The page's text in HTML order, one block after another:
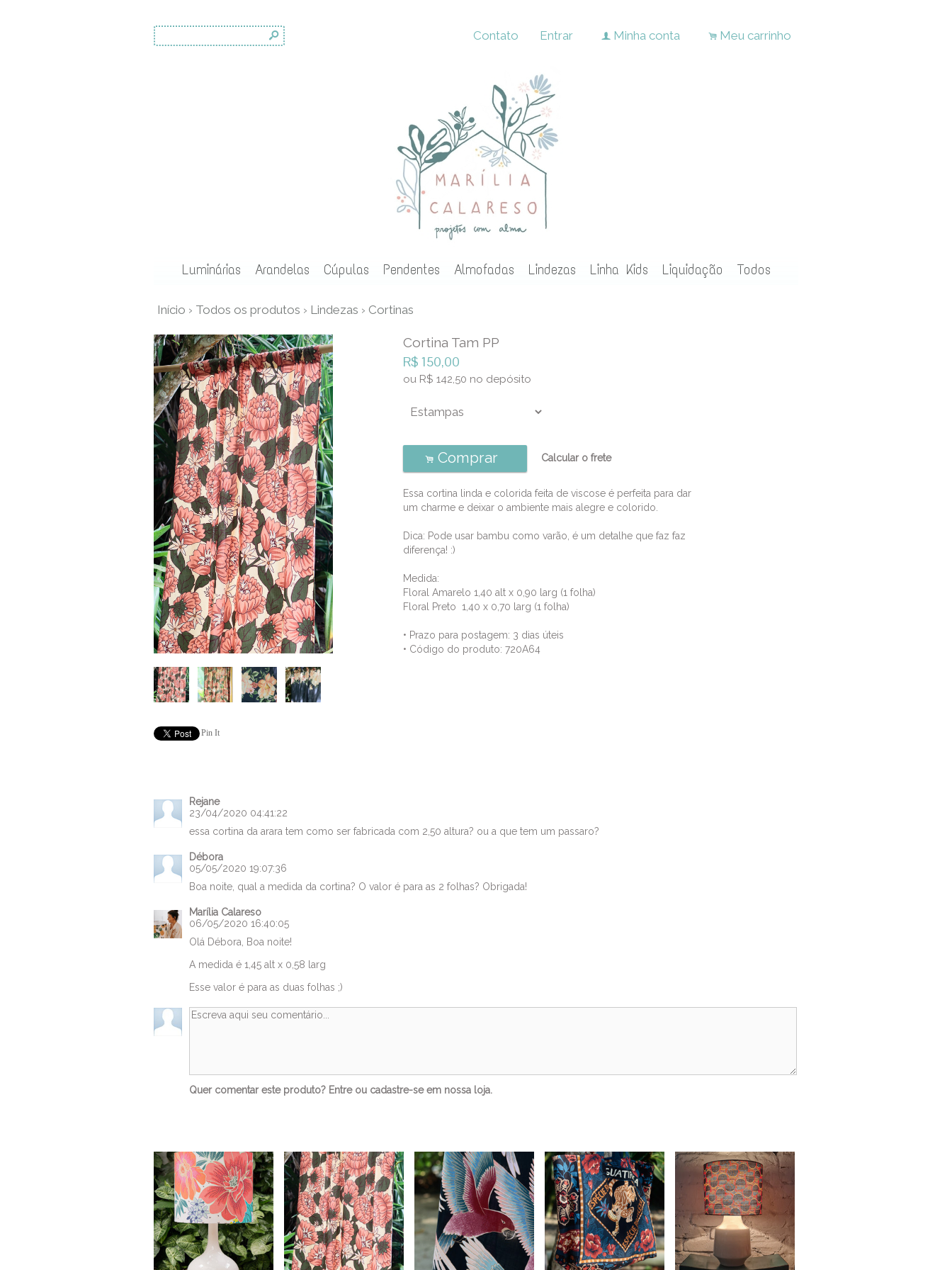
s Contato Entrar f Minha conta . Meu carrinho
Luminárias Arandelas Cúpulas Pendentes Almofadas Lindezas Linha Kids Liquidação Todos
Início › Todos os produtos › Lindezas › Cortinas
Pin It
Cortina Tam PP
R$ 150,00
ou R$ 142,50 no depósito
. Comprar Calcular o frete
Essa cortina linda e colorida feita de viscose é perfeita para dar
um charme e deixar o ambiente mais alegre e colorido.
Dica: Pode usar bambu como varão, é um detalhe que faz faz
diferença! :)
Medida:
Floral Amarelo 1,40 alt x 0,90 larg (1 folha)
Floral Preto 1,40 x 0,70 larg (1 folha)
• Prazo para postagem: 3 dias úteis
• Código do produto: 720A64
Rejane
23/04/2020 04:41:22
essa cortina da arara tem como ser fabricada com 2,50 altura? ou a que tem um passaro?
Débora
05/05/2020 19:07:36
Boa noite, qual a medida da cortina? O valor é para as 2 folhas? Obrigada!
Marília Calareso
06/05/2020 16:40:05
Olá Débora, Boa noite!
A medida é 1,45 alt x 0,58 larg
Esse valor é para as duas folhas ;)
Quer comentar este produto? Entreou cadastre-seem nossa loja.